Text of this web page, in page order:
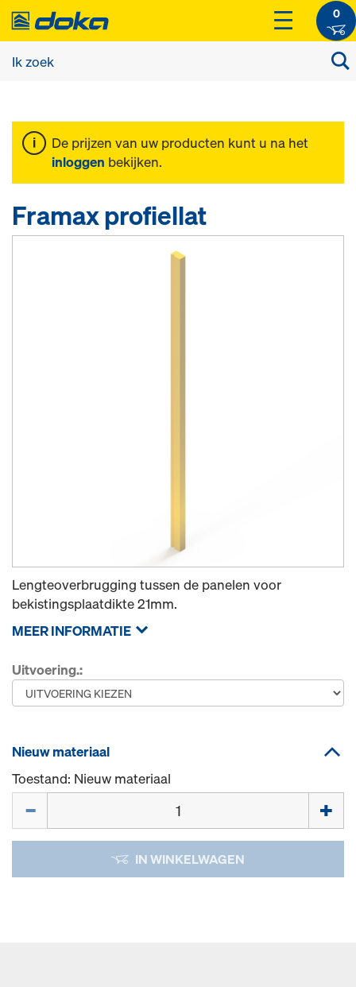
0
De prijzen van uw producten kunt u na het
inloggen bekijken.
Framax profiellat
Lengteoverbrugging tussen de panelen voor
bekistingsplaatdikte 21mm.
MEER INFORMATIE
Uitvoering.:
Nieuw materiaal
Toestand: Nieuw materiaal
IN WINKELWAGEN